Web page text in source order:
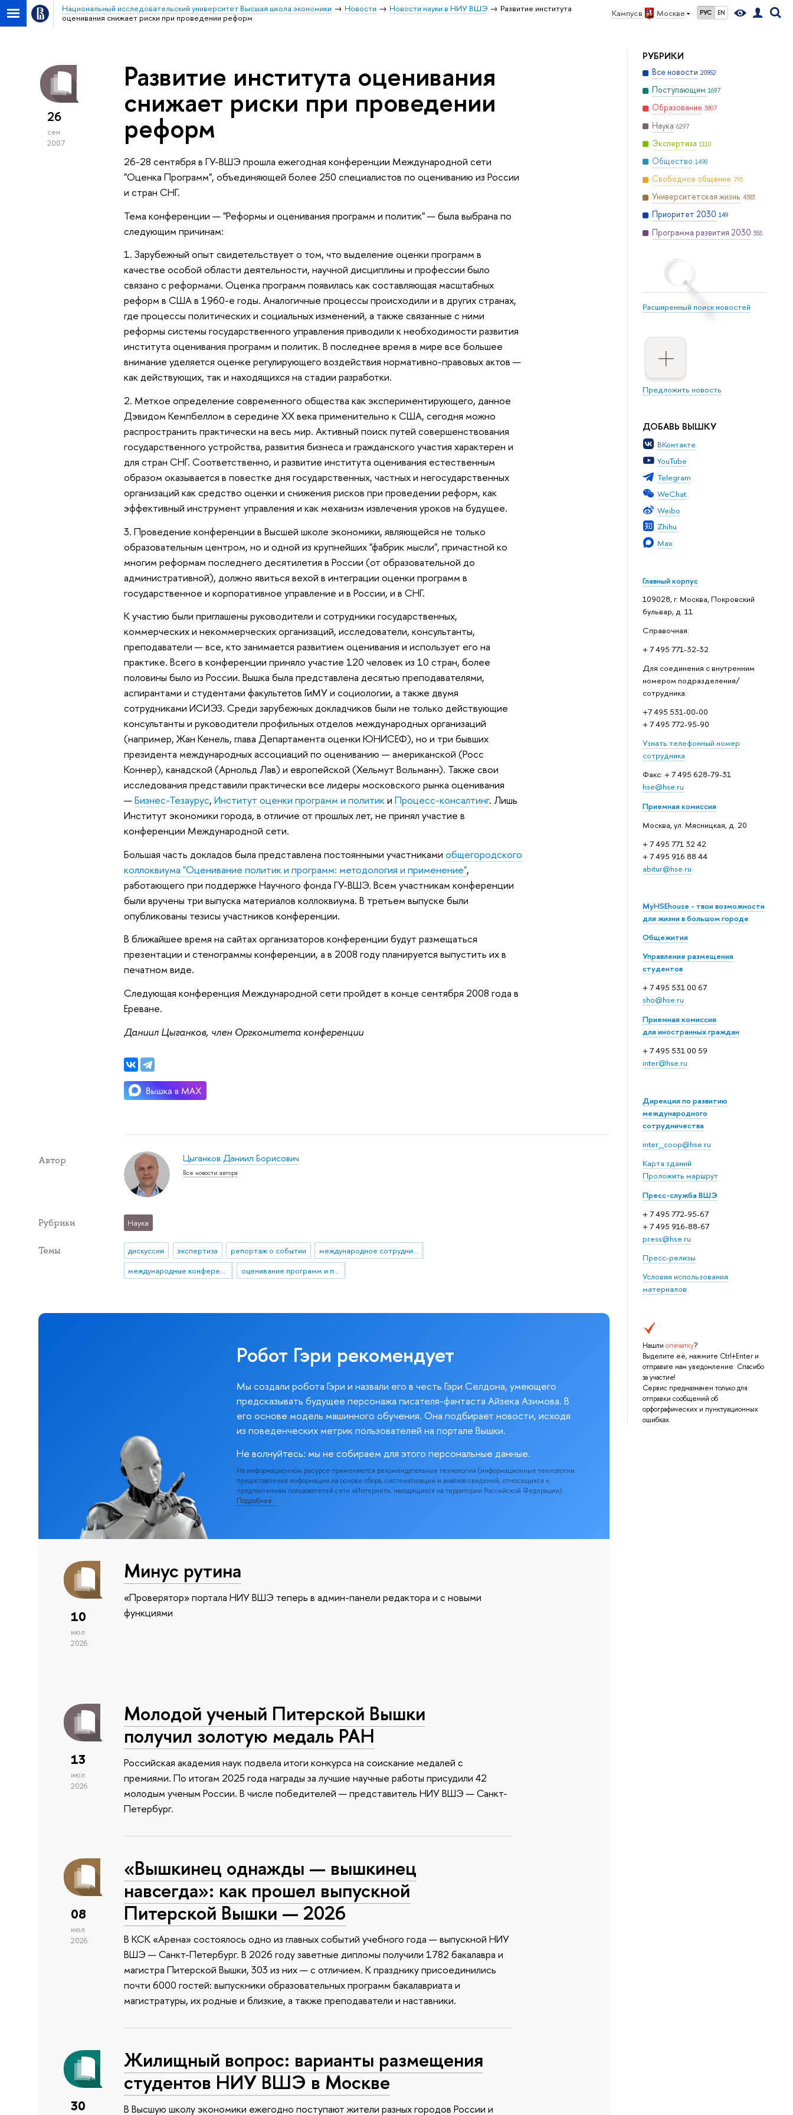
Кампус в Москве РУС EN
Национальный исследовательский университет Высшая школа экономики Новости Новости науки в НИУ ВШЭ
Развитие института
оценивания снижает риски при проведении реформ
РУБРИКИ
Все новости 20952
Поступающим 1697
Образование 3807
Наука 6297
Экспертиза 1110
Общество 1498
Свободное общение 793
Университетская жизнь 4383
Приоритет 2030 149
Программа развития 2030 355
Расширенный поиск новостей
Предложить новость
ДОБАВЬ ВЫШКУ
ВКонтакте
YouTube
Telegram
WeChat
Weibo
Zhihu
Max
Главный корпус
109028, г. Москва, Покровский
бульвар, д. 11
Справочная:
+ 7 495 771-32-32
Для соединения с внутренним
номером подразделения/
сотрудника:
+7 495 531-00-00
+ 7 495 772-95-90
Узнать телефонный номер
сотрудника
Факс: + 7 495 628-79-31
hse@hse.ru
Приемная комиссия
Москва, ул. Мясницкая, д. 20
+ 7 495 771 32 42
+ 7 495 916 88 44
abitur@hse.ru
MyHSEhouse - твои возможности
для жизни в большом городе
Общежития
Управление размещения
студентов
+ 7 495 531 00 67
sho@hse.ru
Приемная комиссия
для иностранных граждан
+ 7 495 531 00 59
inter@hse.ru
Дирекция по развитию
международного
сотрудничества
inter_coop@hse.ru
Карта зданий
Проложить маршрут
Пресс-служба ВШЭ
+ 7 495 772-95-67
+ 7 495 916-88-67
press@hse.ru
Пресс-релизы
Условия использования
материалов
Нашли опечатку?
Выделите её, нажмите Ctrl+Enter и
отправьте нам уведомление. Спасибо
за участие!
Сервис предназначен только для
отправки сообщений об
орфографических и пунктуационных
ошибках.
26
сен
2007
Развитие института оценивания
снижает риски при проведении
реформ
26-28 сентября в ГУ-ВШЭ прошла ежегодная конференции Международной сети
"Оценка Программ", объединяющей более 250 специалистов по оцениванию из России
и стран СНГ.
Тема конференции — "Реформы и оценивания программ и политик" — была выбрана по
следующим причинам:
1. Зарубежный опыт свидетельствует о том, что выделение оценки программ в
качестве особой области деятельности, научной дисциплины и профессии было
связано с реформами. Оценка программ появилась как составляющая масштабных
реформ в США в 1960-е годы. Аналогичные процессы происходили и в других странах,
где процессы политических и социальных изменений, а также связанные с ними
реформы системы государственного управления приводили к необходимости развития
института оценивания программ и политик. В последнее время в мире все большее
внимание уделяется оценке регулирующего воздействия нормативно-правовых актов —
как действующих, так и находящихся на стадии разработки.
2. Меткое определение современного общества как экспериментирующего, данное
Дэвидом Кемпбеллом в середине XX века применительно к США, сегодня можно
распространить практически на весь мир. Активный поиск путей совершенствования
государственного устройства, развития бизнеса и гражданского участия характерен и
для стран СНГ. Соответственно, и развитие института оценивания естественным
образом оказывается в повестке дня государственных, частных и негосударственных
организаций как средство оценки и снижения рисков при проведении реформ, как
эффективный инструмент управления и как механизм извлечения уроков на будущее.
3. Проведение конференции в Высшей школе экономики, являющейся не только
образовательным центром, но и одной из крупнейших "фабрик мысли", причастной ко
многим реформам последнего десятилетия в России (от образовательной до
административной), должно явиться вехой в интеграции оценки программ в
государственное и корпоративное управление и в России, и в СНГ.
К участию были приглашены руководители и сотрудники государственных,
коммерческих и некоммерческих организаций, исследователи, консультанты,
преподаватели — все, кто занимается развитием оценивания и использует его на
практике. Всего в конференции приняло участие 120 человек из 10 стран, более
половины было из России. Вышка была представлена десятью преподавателями,
аспирантами и студентами факультетов ГиМУ и социологии, а также двумя
сотрудниками ИСИЭЗ. Среди зарубежных докладчиков были не только действующие
консультанты и руководители профильных отделов международных организаций
(например, Жан Кенель, глава Департамента оценки ЮНИСЕФ), но и три бывших
президента международных ассоциаций по оцениванию — американской (Росс
Коннер), канадской (Арнольд Лав) и европейской (Хельмут Вольманн). Также свои
исследования представили практически все лидеры московского рынка оценивания
—Бизнес-Тезаурус, Институт оценки программ и политики Процесс-консалтинг. Лишь
Институт экономики города, в отличие от прошлых лет, не принял участие в
конференции Международной сети.
Большая часть докладов была представлена постоянными участниками общегородского
коллоквиума "Оценивание политик и программ: методология и применение",
работающего при поддержке Научного фонда ГУ-ВШЭ. Всем участникам конференции
были вручены три выпуска материалов коллоквиума. В третьем выпуске были
опубликованы тезисы участников конференции.
В ближайшее время на сайтах организаторов конференции будут размещаться
презентации и стенограммы конференции, а в 2008 году планируется выпустить их в
печатном виде.
Следующая конференция Международной сети пройдет в конце сентября 2008 года в
Ереване.
Даниил Цыганков, член Оргкомитета конференции
Автор Цыганков Даниил Борисович
Все новости автора
Рубрики Наука
Темы дискуссии экспертиза репортаж о событии
международное сотрудничество
международные конференции
оценивание программ и политик
Робот Гэри рекомендует
Мы создали робота Гэри и назвали его в честь Гэри Селдона, умеющего
предсказывать будущее персонажа писателя-фантаста Айзека Азимова. В
его основе модель машинного обучения. Она подбирает новости, исходя
из поведенческих метрик пользователей на портале Вышки.
Не волнуйтесь: мы не собираем для этого персональные данные.
На информационном ресурсе применяются рекомендательные технологии (информационные технологии
предоставления информации на основе сбора, систематизации и анализа сведений, относящихся к
предпочтениям пользователей сети «Интернет», находящихся на территории Российской Федерации).
Подробнее…
10
июл
2026
Минус рутина
«Проверятор» портала НИУ ВШЭ теперь в админ-панели редактора и с новыми
функциями
13
июл
2026
Молодой ученый Питерской Вышки
получил золотую медаль РАН
Российская академия наук подвела итоги конкурса на соискание медалей с
премиями. По итогам 2025 года награды за лучшие научные работы присудили 42
молодым ученым России. В числе победителей — представитель НИУ ВШЭ — Санкт-
Петербург.
08
июл
2026
«Вышкинец однажды — вышкинец
навсегда»: как прошел выпускной
Питерской Вышки — 2026
В КСК «Арена» состоялось одно из главных событий учебного года — выпускной НИУ
ВШЭ — Санкт-Петербург. В 2026 году заветные дипломы получили 1782 бакалавра и
магистра Питерской Вышки, 303 из них — с отличием. К празднику присоединились
почти 6000 гостей: выпускники образовательных программ бакалавриата и
магистратуры, их родные и близкие, а также преподаватели и наставники.
30
Жилищный вопрос: варианты размещения
студентов НИУ ВШЭ в Москве
В Высшую школу экономики ежегодно поступают жители разных городов России и